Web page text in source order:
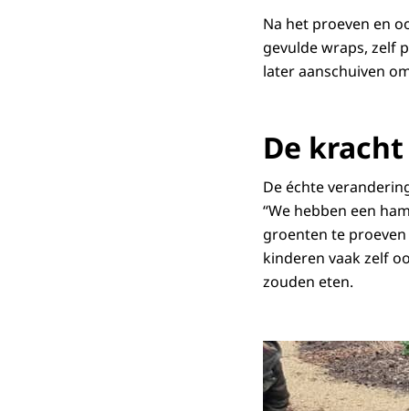
Na het proeven en
gevulde wraps, zelf
later aanschuiven
De
De échte
“We hebben een
groenten te
kinderen vaak zelf
zouden eten.